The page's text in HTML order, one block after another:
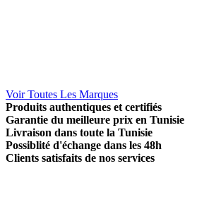
Voir Toutes Les Marques
Produits authentiques et certifiés
Garantie du meilleure prix en Tunisie
Livraison dans toute la Tunisie
Possiblité d'échange dans les 48h
Clients satisfaits de nos services